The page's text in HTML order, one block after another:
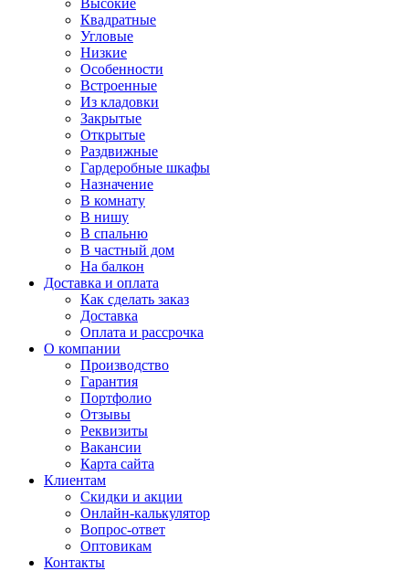
Высокие
Квадратные
Угловые
Низкие
Особенности
Встроенные
Из кладовки
Закрытые
Открытые
Раздвижные
Гардеробные шкафы
Назначение
В комнату
В нишу
В спальню
В частный дом
На балкон
Доставка и оплата
Как сделать заказ
Доставка
Оплата и рассрочка
О компании
Производство
Гарантия
Портфолио
Отзывы
Реквизиты
Вакансии
Карта сайта
Клиентам
Скидки и акции
Онлайн-калькулятор
Вопрос-ответ
Оптовикам
Контакты